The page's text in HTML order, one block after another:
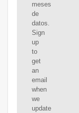
meses
de
datos.
Sign
up
to
get
an
email
when
we
update